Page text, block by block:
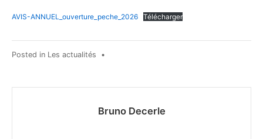
AVIS-ANNUEL_ouverture_peche_2026 Télécharger
Posted in Les actualités •
Bruno Decerle